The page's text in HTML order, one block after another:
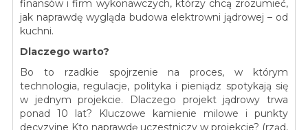
finansów i firm wykonawczych, którzy chcą zrozumieć,
jak naprawdę wygląda budowa elektrowni jądrowej – od
kuchni.
Dlaczego warto?
Bo to rzadkie spojrzenie na proces, w którym
technologia, regulacje, polityka i pieniądz spotykają się
w jednym projekcie. Dlaczego projekt jądrowy trwa
ponad 10 lat? Kluczowe kamienie milowe i punkty
decyzyjne Kto naprawdę uczestniczy w projekcie? (rząd,